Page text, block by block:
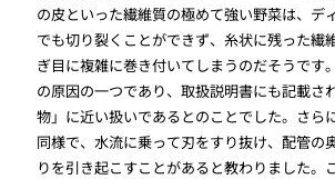
の皮といった繊維質の極めて強い野菜は、デ
でも切り裂くことができず、糸状に残った繊
ぎ目に複雑に巻き付いてしまうのだそうです
の原因の一つであり、取扱説明書にも記載さ
物」に近い扱いであるとのことでした。さら
同様で、水流に乗って刃をすり抜け、配管の
りを引き起こすことがあると教わりました。